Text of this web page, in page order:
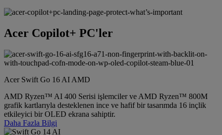
Acer Copilot+ PC'ler
Acer Swift Go 16 AI AMD
AMD Ryzen™ AI 400 Serisi işlemciler ve AMD Ryzen™ 800M
grafik kartlarıyla desteklenen ince ve hafif bir tasarımda 16 inçlik
etkileyici bir OLED ekrana sahiptir.
Daha Fazla Bilgi